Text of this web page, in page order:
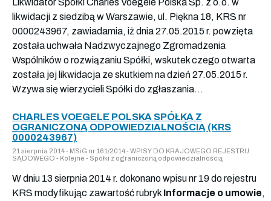
likwidacji z siedzibą w Warszawie, ul. Piękna 18, KRS nr
0000243967, zawiadamia, iż dnia 27.05.2015 r. powzięta
została uchwała Nadzwyczajnego Zgromadzenia
Wspólników o rozwiązaniu Spółki, wskutek czego otwarta
została jej likwidacja ze skutkiem na dzień 27.05.2015 r.
Wzywa się wierzycieli Spółki do zgłaszania...
CHARLES VOEGELE POLSKA SPÓŁKA Z
OGRANICZONĄ ODPOWIEDZIALNOŚCIĄ (KRS
0000243967)
21 sierpnia 2014 - MSiG nr 161/2014 - WPISY DO KRAJOWEGO REJESTRU
SĄDOWEGO - Kolejne - Spółki z ograniczoną odpowiedzialnością
W dniu 13 sierpnia 2014 r. dokonano wpisu nr 19 do rejestru
KRS modyfikując zawartość rubryk Informacje o umowie,